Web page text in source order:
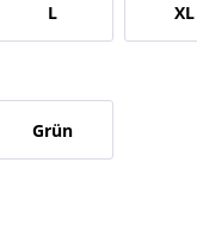
L XL
Grün